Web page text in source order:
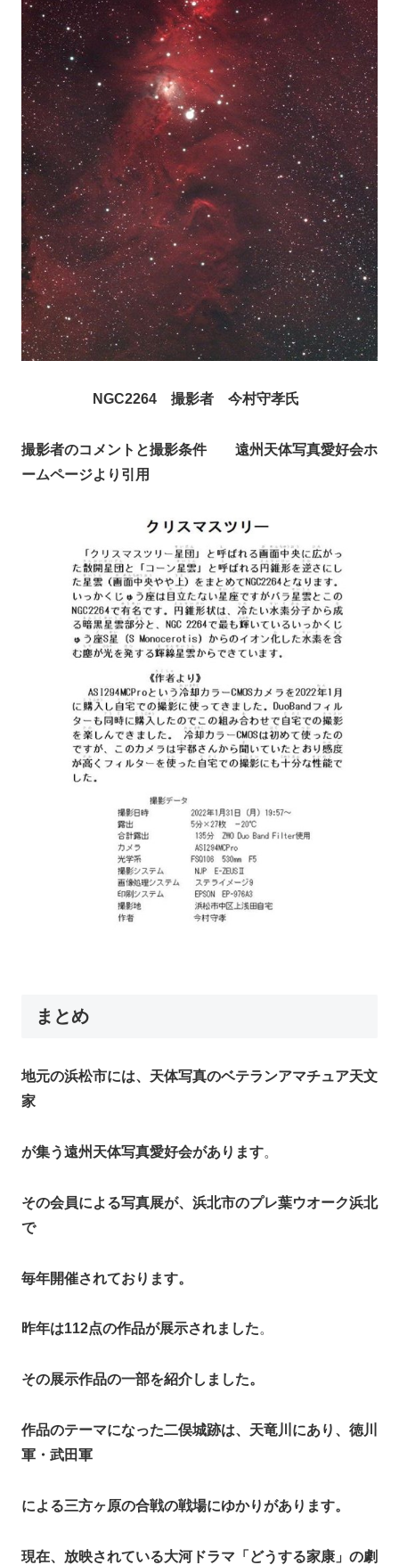
NGC2264 撮影者 今村守孝氏
撮影者のコメントと撮影条件
遠州天体写真愛好会ホ
ームページより引用
まとめ
地元の浜松市には、天体写真のベテランアマチュア天文
家
が集う遠州天体写真愛好会があります。
その会員による写真展が、浜北市のプレ葉ウオーク浜北
で
毎年開催されております。
昨年は112点の作品が展示されました。
その展示作品の一部を紹介しました。
作品のテーマになった二俣城跡は、天竜川にあり、徳川
軍・武田軍
による三方ヶ原の合戦の戦場にゆかりがあります。
現在、放映されている大河ドラマ「どうする家康」の劇